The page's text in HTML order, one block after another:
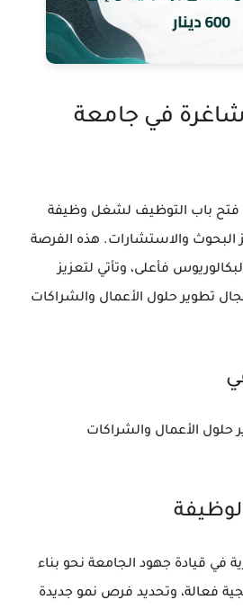
شاغرة في جامعة
فتح باب التوظيف لشغل وظيفة
البحوث والاستشارات. هذه الفرصة
فأعلى، وتأتي لتعزيز
تطوير حلول الأعمال والشراكات
حلول الأعمال والشراكات
في قيادة جهود الجامعة نحو بناء
فعالة، وتحديد فرص نمو جديدة